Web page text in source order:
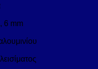
6 mm